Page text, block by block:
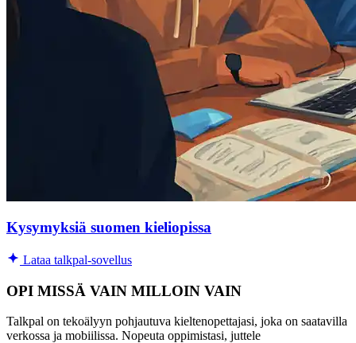
Kysymyksiä suomen kieliopissa
Lataa talkpal-sovellus
OPI MISSÄ VAIN MILLOIN VAIN
Talkpal on tekoälyyn pohjautuva kieltenopettajasi, joka on saatavilla
verkossa ja mobiilissa. Nopeuta oppimistasi, juttele